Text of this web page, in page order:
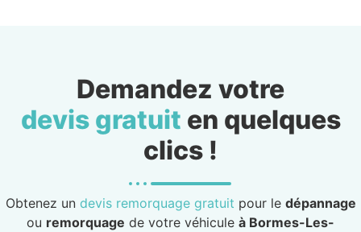
Demandez votre
devis gratuit en quelques
clics !
Obtenez un devis remorquage gratuit pour le dépannage
ou remorquage de votre véhicule à Bormes-Les-